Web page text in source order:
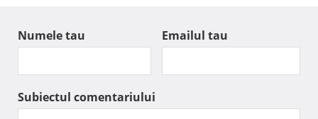
Numele tau Emailul tau
Subiectul comentariului